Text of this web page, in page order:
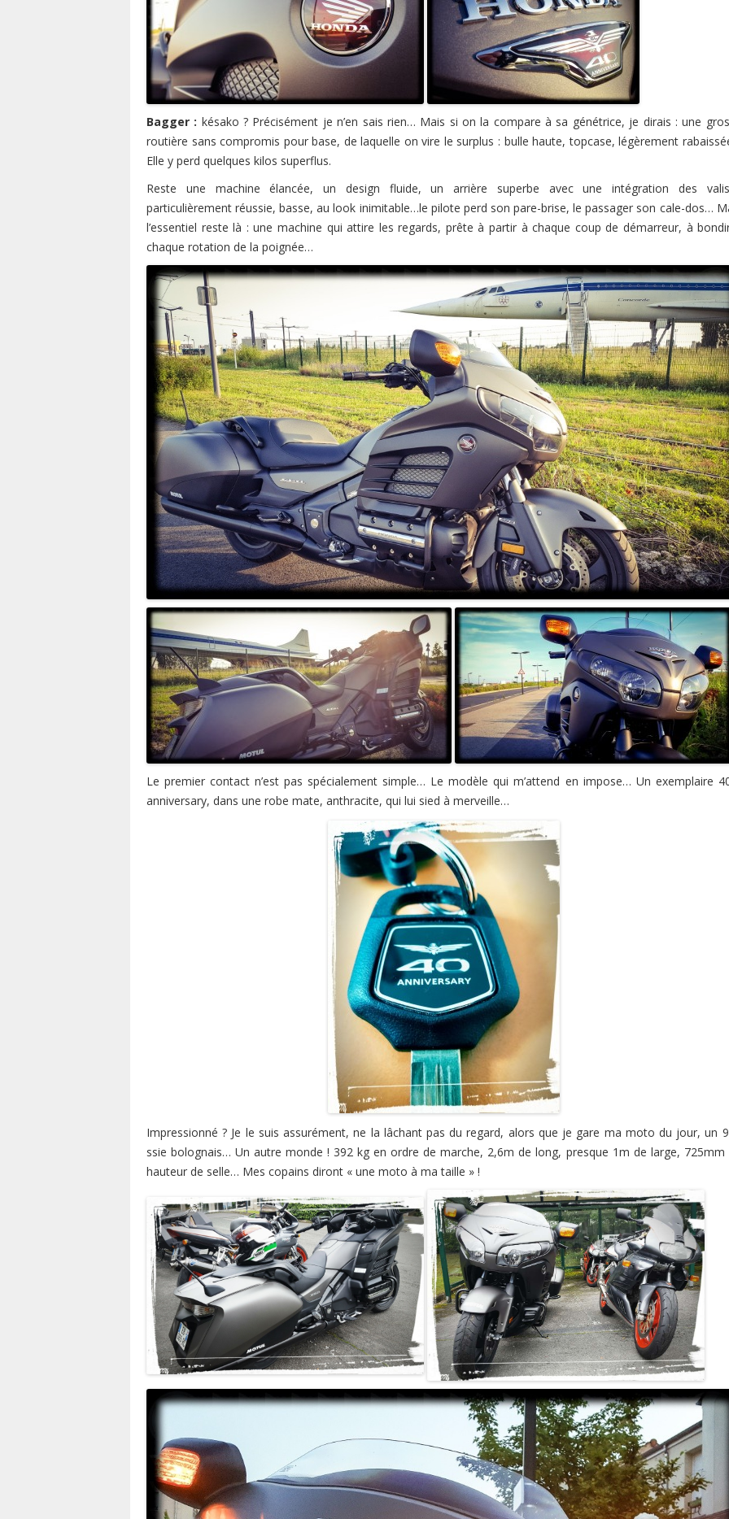
Bagger : késako ? Précisément je n’en sais rien… Mais si on la compare à sa génétrice, je dirais : une
routière sans compromis pour base, de laquelle on vire le surplus : bulle haute, topcase, légèrement
Elle y perd quelques kilos superflus.
Reste une machine élancée, un design fluide, un arrière superbe avec une intégration des
particulièrement réussie, basse, au look inimitable…le pilote perd son pare-brise, le passager son cale-dos…
l’essentiel reste là : une machine qui attire les regards, prête à partir à chaque coup de démarreur, à
chaque rotation de la poignée…
Le premier contact n’est pas spécialement simple… Le modèle qui m’attend en impose… Un exemplaire
anniversary, dans une robe mate, anthracite, qui lui sied à merveille…
Impressionné ? Je le suis assurément, ne la lâchant pas du regard, alors que je gare ma moto du jour, un
ssie bolognais… Un autre monde ! 392 kg en ordre de marche, 2,6m de long, presque 1m de large, 725mm
hauteur de selle… Mes copains diront « une moto à ma taille » !